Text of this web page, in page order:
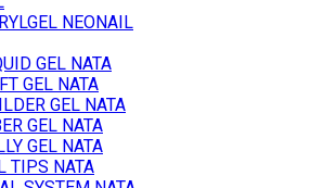
NEONAIL
GEL NATA
GEL NATA
GEL NATA
GEL NATA
GEL NATA
TIPS NATA